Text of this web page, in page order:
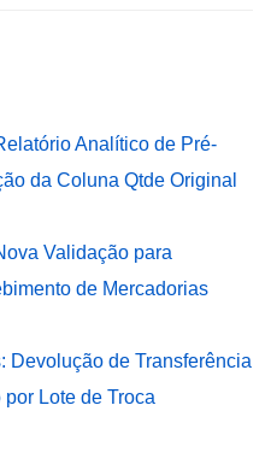
Analítico de Pré-
da Coluna Qtde Original
Validação para
de Mercadorias
Devolução de Transferência
Lote de Troca